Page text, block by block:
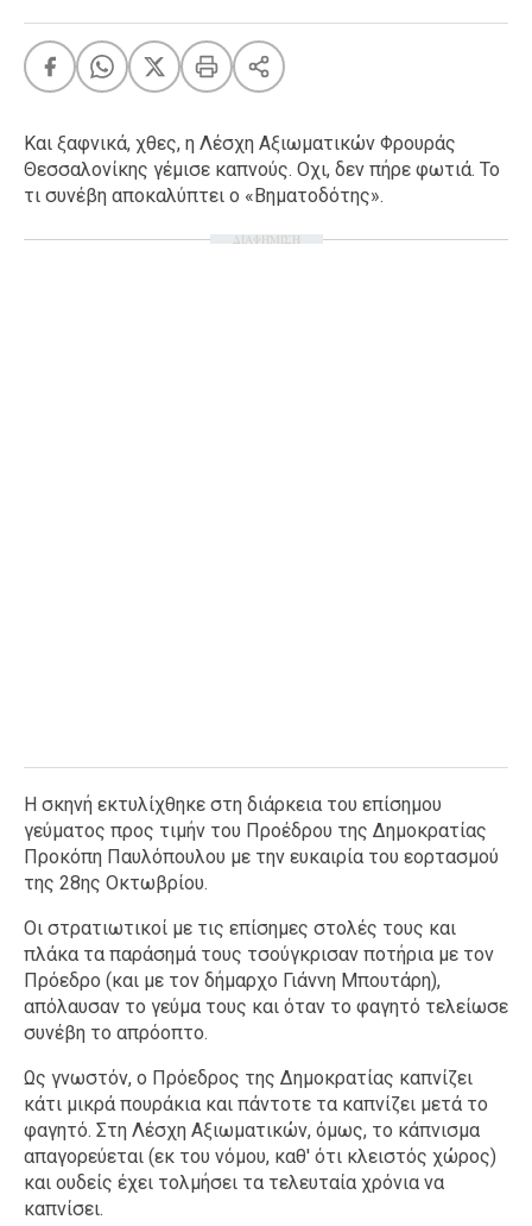
A-List LGBTQI+
Xmas
LIFE
Και ξαφνικά, χθες, η Λέσχη Αξιωματικών Φρουράς
Θεσσαλονίκης γέμισε καπνούς. Οχι, δεν πήρε φωτιά. Το
τι συνέβη αποκαλύπτει ο «Βηματοδότης».
ΔΙΑΦΗΜΙΣΗ
Η σκηνή εκτυλίχθηκε στη διάρκεια του επίσημου
γεύματος προς τιμήν του Προέδρου της Δημοκρατίας
Προκόπη Παυλόπουλου με την ευκαιρία του εορτασμού
της 28ης Οκτωβρίου.
Οι στρατιωτικοί με τις επίσημες στολές τους και
πλάκα τα παράσημά τους τσούγκρισαν ποτήρια με τον
Πρόεδρο (και με τον δήμαρχο Γιάννη Μπουτάρη),
απόλαυσαν το γεύμα τους και όταν το φαγητό τελείωσε
συνέβη το απρόοπτο.
Ως γνωστόν, ο Πρόεδρος της Δημοκρατίας καπνίζει
κάτι μικρά πουράκια και πάντοτε τα καπνίζει μετά το
φαγητό. Στη Λέσχη Αξιωματικών, όμως, το κάπνισμα
απαγορεύεται (εκ του νόμου, καθ' ότι κλειστός χώρος)
και ουδείς έχει τολμήσει τα τελευταία χρόνια να
καπνίσει.